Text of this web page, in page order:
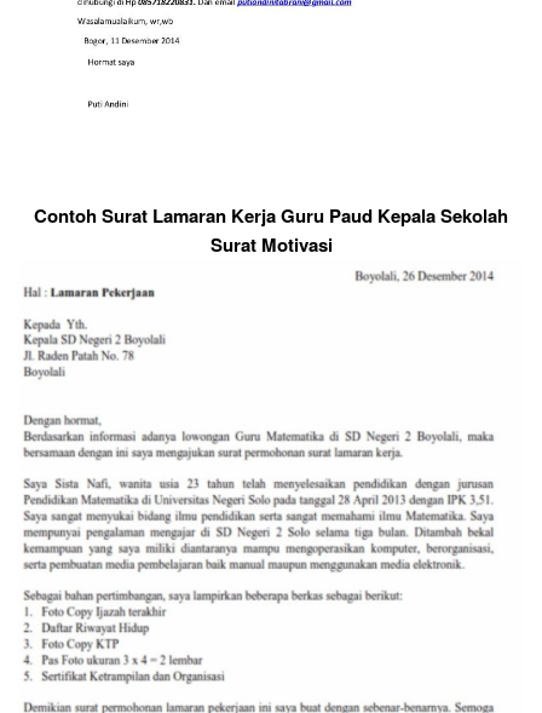
Contoh Surat Lamaran Kerja Guru Paud Kepala Sekolah
Surat Motivasi